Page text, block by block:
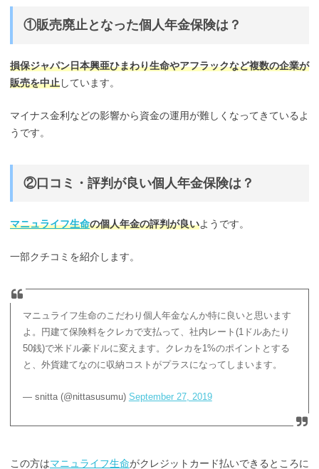
①販売廃止となった個人年金保険は？
損保ジャパン日本興亜ひまわり生命やアフラックなど複数の企業が
販売を中止しています。
マイナス金利などの影響から資金の運用が難しくなってきているよ
うです。
②口コミ・評判が良い個人年金保険は？
マニュライフ生命の個人年金の評判が良いようです。
一部クチコミを紹介します。
マニュライフ生命のこだわり個人年金なんか特に良いと思います
よ。円建て保険料をクレカで支払って、社内レート(1ドルあたり
50銭)で米ドル豪ドルに変えます。クレカを1%のポイントとする
と、外貨建てなのに収納コストがプラスになってしまいます。
— snitta (@nittasusumu) September 27, 2019
この方はマニュライフ生命がクレジットカード払いできるところに